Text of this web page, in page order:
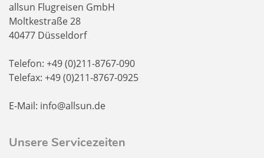
allsun Flugreisen GmbH
Moltkestraße 28
40477 Düsseldorf
Telefon: +49 (0)211-8767-090
Telefax: +49 (0)211-8767-0925
E-Mail: info@allsun.de
Unsere Servicezeiten